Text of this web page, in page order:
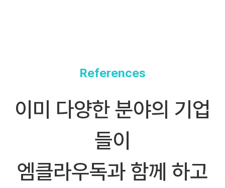
References
이미 다양한 분야의 기업
들이
엠클라우독과 함께 하고